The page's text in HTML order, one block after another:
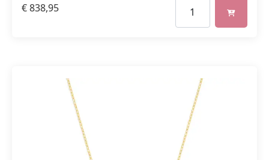
€838,95